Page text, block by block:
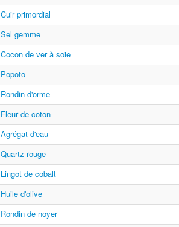
Cuir primordial
Sel gemme
Cocon de ver à soie
Popoto
Rondin d'orme
Fleur de coton
Agrégat d'eau
Quartz rouge
Lingot de cobalt
Huile d'olive
Rondin de noyer